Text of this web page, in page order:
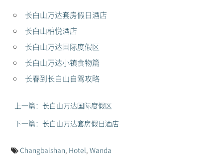
长白山万达套房假日酒店
长白山柏悦酒店
长白山万达国际度假区
长白山万达小镇食物篇
长春到长白山自驾攻略
上一篇：长白山万达国际度假区
下一篇：长白山万达套房假日酒店
Changbaishan, Hotel,Wanda